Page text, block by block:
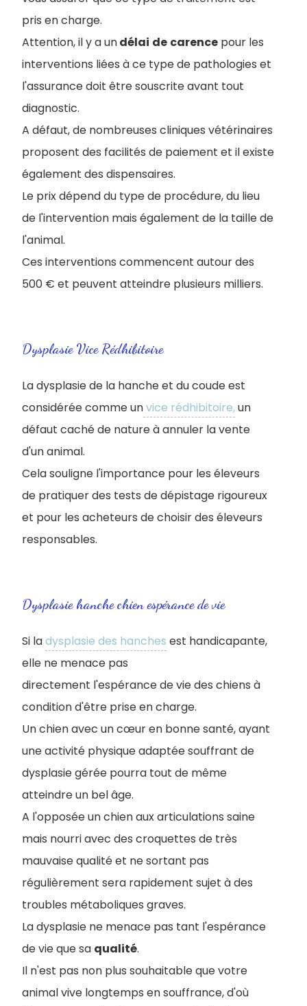
pris en charge.
Attention, il y a undélai de carence pour les
interventions liées à ce type de pathologies et
l'assurance doit être souscrite avant tout
diagnostic.
A défaut, de nombreuses cliniques vétérinaires
proposent des facilités de paiement et il existe
également des dispensaires.
Le prix dépend du type de procédure, du lieu
de l'intervention mais également de la taille de
l'animal.
Ces interventions commencent autour des
500 € et peuvent atteindre plusieurs milliers.
Dysplasie Vice Rédhibitoire
La dysplasie de la hanche et du coude est
considérée comme unvice rédhibitoire,un
défaut caché de nature à annuler la vente
d'un animal.
Cela souligne l'importance pour les éleveurs
de pratiquer des tests de dépistage rigoureux
et pour les acheteurs de choisir des éleveurs
responsables.
Dysplasie hanche chien espérance de vie
Si ladysplasie des hanches est handicapante,
elle ne menace pas
directement l'espérance de vie des chiens à
condition d'être prise en charge.
Un chien avec un cœur en bonne santé, ayant
une activité physique adaptée souffrant de
dysplasie gérée pourra tout de même
atteindre un bel âge.
A l'opposée un chien aux articulations saine
mais nourri avec des croquettes de très
mauvaise qualité et ne sortant pas
régulièrement sera rapidement sujet à des
troubles métaboliques graves.
La dysplasie ne menace pas tant l'espérance
de vie que sa qualité.
Il n'est pas non plus souhaitable que votre
animal vive longtemps en souffrance, d'où